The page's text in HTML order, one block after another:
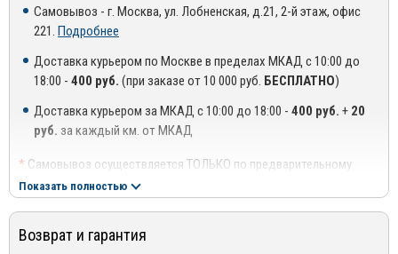
материалов позволяет создавать качественные изделия,
отвечающие международным стандартам и нормам. Благодаря
отношения с ведущими автосалонами столицы и регионов.
Эстетичность – изделия создаются с учетом современных
Прочность – нержавеющая сталь высшего класса способна
выдерживать значительные механические и
Износостойкость – аксессуары не боятся воздействия
Самовывоз - г. Москва, ул. Лобненская, д.21, 2-й этаж, офис
221. Подробнее
Доставка курьером по Москве в пределах МКАД с 10:00 до
18:00 - 400 руб. (при заказе от 10 000 руб. БЕСПЛАТНО)
Доставка курьером за МКАД с 10:00 до 18:00 - 400 руб. + 20
руб. за каждый км. от МКАД
* Самовывоз осуществляется ТОЛЬКО по предварительному
согласованию с менеджером!
проходная ТЦ или БЦ).
Показать полностью
Возврат и гарантия